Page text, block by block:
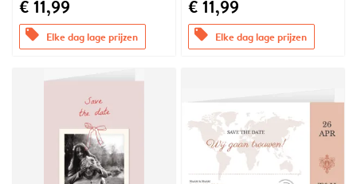
€ 11,99
offers Elke dag lage prijzen
€ 11,99
offers Elke dag lage prijzen